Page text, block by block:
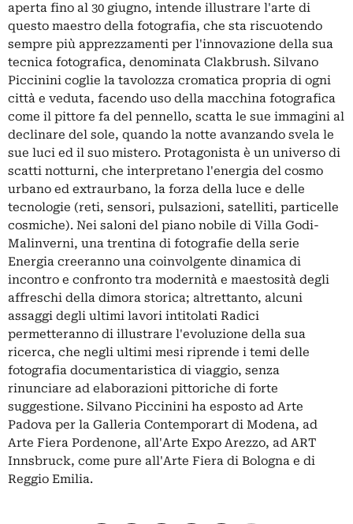
aperta fino al 30 giugno, intende illustrare l'arte di
questo maestro della fotografia, che sta riscuotendo
sempre più apprezzamenti per l'innovazione della sua
tecnica fotografica, denominata Clakbrush. Silvano
Piccinini coglie la tavolozza cromatica propria di ogni
città e veduta, facendo uso della macchina fotografica
come il pittore fa del pennello, scatta le sue immagini al
declinare del sole, quando la notte avanzando svela le
sue luci ed il suo mistero. Protagonista è un universo di
scatti notturni, che interpretano l'energia del cosmo
urbano ed extraurbano, la forza della luce e delle
tecnologie (reti, sensori, pulsazioni, satelliti, particelle
cosmiche). Nei saloni del piano nobile di Villa Godi-
Malinverni, una trentina di fotografie della serie
Energia creeranno una coinvolgente dinamica di
incontro e confronto tra modernità e maestosità degli
affreschi della dimora storica; altrettanto, alcuni
assaggi degli ultimi lavori intitolati Radici
permetteranno di illustrare l'evoluzione della sua
ricerca, che negli ultimi mesi riprende i temi delle
fotografia documentaristica di viaggio, senza
rinunciare ad elaborazioni pittoriche di forte
suggestione. Silvano Piccinini ha esposto ad Arte
Padova per la Galleria Contemporart di Modena, ad
Arte Fiera Pordenone, all'Arte Expo Arezzo, ad ART
Innsbruck, come pure all'Arte Fiera di Bologna e di
Reggio Emilia.